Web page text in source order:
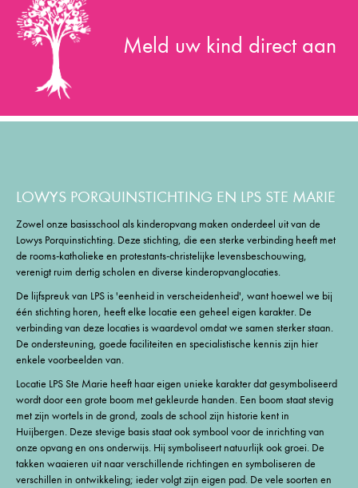
Meld uw kind direct aan
LOWYS PORQUINSTICHTING EN LPS STE MARIE
Zowel onze basisschool als kinderopvang maken onderdeel uit van de
Lowys Porquinstichting. Deze stichting, die een sterke verbinding heeft met
de rooms-katholieke en protestants-christelijke levensbeschouwing,
verenigt ruim dertig scholen en diverse kinderopvanglocaties.
De lijfspreuk van LPS is 'eenheid in verscheidenheid', want hoewel we bij
één stichting horen, heeft elke locatie een geheel eigen karakter. De
verbinding van deze locaties is waardevol omdat we samen sterker staan.
De ondersteuning, goede faciliteiten en specialistische kennis zijn hier
enkele voorbeelden van.
Locatie LPS Ste Marie heeft haar eigen unieke karakter dat gesymboliseerd
wordt door een grote boom met gekleurde handen. Een boom staat stevig
met zijn wortels in de grond, zoals de school zijn historie kent in
Huijbergen. Deze stevige basis staat ook symbool voor de inrichting van
onze opvang en ons onderwijs. Hij symboliseert natuurlijk ook groei. De
takken waaieren uit naar verschillende richtingen en symboliseren de
verschillen in ontwikkeling; ieder volgt zijn eigen pad. De vele soorten en